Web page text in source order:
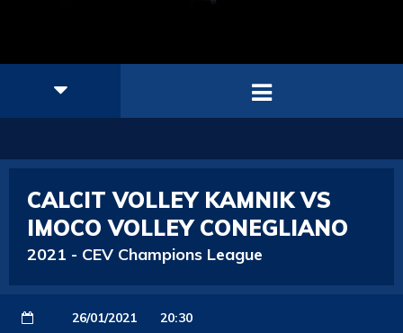
CALCIT VOLLEY KAMNIK VS
IMOCO VOLLEY CONEGLIANO
2021 - CEV Champions League
26/01/2021 20:30